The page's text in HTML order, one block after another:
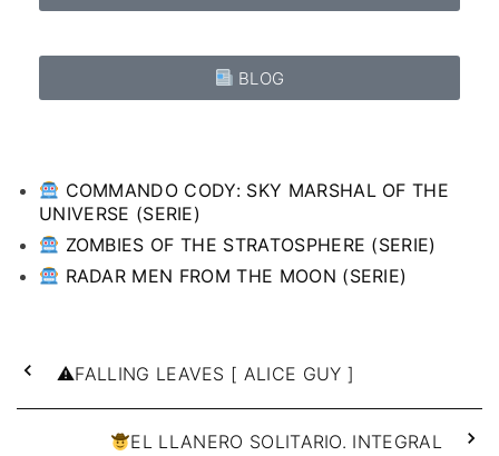
BLOG
COMMANDO CODY: SKY MARSHAL OF THE
UNIVERSE (SERIE)
ZOMBIES OF THE STRATOSPHERE (SERIE)
RADAR MEN FROM THE MOON (SERIE)
⚠FALLING LEAVES [ ALICE GUY ]
EL LLANERO SOLITARIO. INTEGRAL